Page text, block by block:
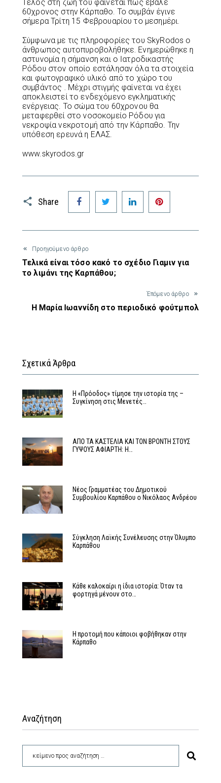
Τέλος στη ζωή του φαίνεται πως έβαλε
60χρονος στην Κάρπαθο. Το συμβάν έγινε
σήμερα Τρίτη 15 Φεβρουαρίου το μεσημέρι.
Σύμφωνα με τις πληροφορίες του SkyRodos ο
άνθρωπος αυτοπυροβολήθηκε. Ενημερώθηκε η
αστυνομία η σήμανση και ο Ιατροδικαστής
Ρόδου στον οποίο εστάλησαν όλα τα στοιχεία
και φωτογραφικό υλικό από το χώρο του
συμβάντος . Μέχρι στιγμής φαίνεται να έχει
αποκλειστεί το ενδεχόμενο εγκληματικής
ενέργειας. Το σώμα του 60χρονου θα
μεταφερθεί στο νοσοκομείο Ρόδου για
νεκροψία νεκροτομή από την Κάρπαθο. Την
υπόθεση ερευνά η ΕΛΑΣ.
www.skyrodos.gr
Share
Facebook Twitter LinkedIn
Προηγούμενο άρθρο
Τελικά είναι τόσο κακό το σχέδιο Γιαμιν για
το λιμάνι της Καρπάθου;
Έπόμενο άρθρο
Η Μαρία Ιωαννίδη στο περιοδικό φούτμπολ
Σχετικά Άρθρα
Η «Πρόοδος» τίμησε την ιστορία της –
Συγκίνηση στις Μενετές…
ΑΠΟ ΤΑ ΚΑΣΤΕΛΙΑ ΚΑΙ ΤΟΝ ΒΡΟΝΤΗ ΣΤΟΥΣ
ΓΥΨΟΥΣ ΑΦΙΑΡΤΗ: Η…
Νέος Γραμματέας του Δημοτικού
Συμβουλίου Καρπάθου ο Νικόλαος Ανδρέου
Σύγκληση Λαϊκής Συνέλευσης στην Όλυμπο
Καρπάθου
Κάθε καλοκαίρι η ίδια ιστορία: Όταν τα
φορτηγά μένουν στο…
Η προτομή που κάποιοι φοβήθηκαν στην
Κάρπαθο
Αναζήτηση